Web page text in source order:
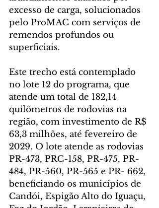
excesso de carga, solucionados
pelo ProMAC com serviços de
remendos profundos ou
superficiais.
Este trecho está contemplado
no lote 12 do programa, que
atende um total de 182,14
quilômetros de rodovias na
região, com investimento de R$
63,3 milhões, até fevereiro de
2029. O lote atende as rodovias
PR-473, PRC-158, PR-475, PR-
484, PR-560, PR-565 e PR- 662,
beneficiando os municípios de
Candói, Espigão Alto do Iguaçu,